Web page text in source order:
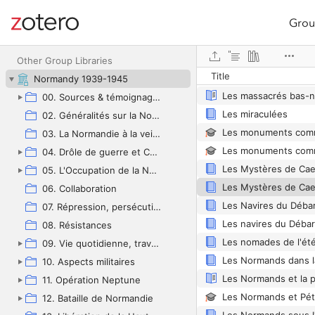
Site navigation
Other Group Libraries
Normandy 1939-1945
00. Sources & témoignages
02. Généralités sur la Normandie
03. La Normandie à la veille des hostilités
04. Drôle de guerre et Campagne de 1940
05. L'Occupation de la Normandie (1940-1944)
06. Collaboration
07. Répression, persécution, déportations raciale et de répression
08. Résistances
09. Vie quotidienne, travail et ravitaillement
10. Aspects militaires
11. Opération Neptune
12. Bataille de Normandie
Title
Les miraculées
Les Mystères de
Les Mystères de
Les Navires du
Les Normands et